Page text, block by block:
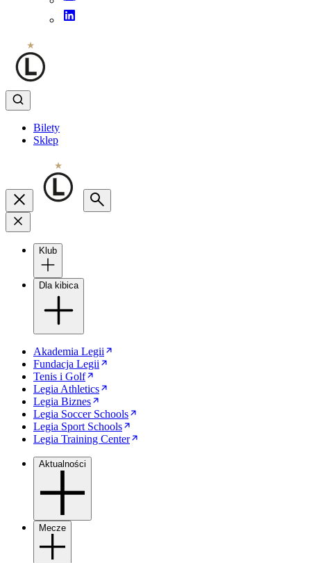
Bilety
Sklep
Klub
Dla kibica
Akademia Legii
Fundacja Legii
Tenis i Golf
Legia Athletics
Legia Biznes
Legia Soccer Schools
Legia Sport Schools
Legia Training Center
Aktualności
Mecze